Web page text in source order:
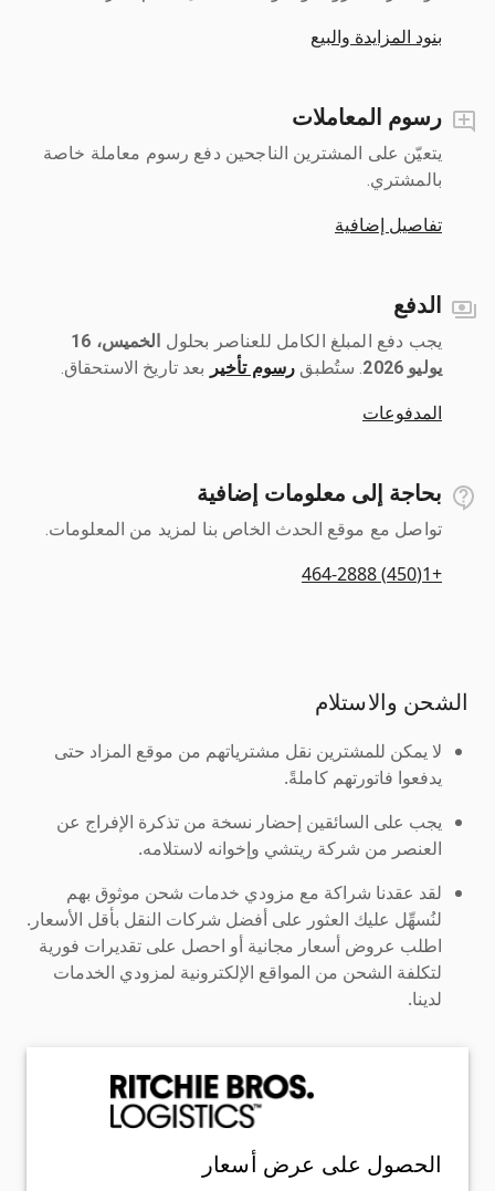
بنود المزايدة والبيع
رسوم المعاملات
يتعيّن على المشترين الناجحين دفع رسوم معاملة خاصة
بالمشتري.
تفاصيل إضافية
الدفع
يجب دفع المبلغ الكامل للعناصر بحلول ‎
الخميس، 16
يوليو 2026
رسوم تأخير بعد تاريخ الاستحقاق.
المدفوعات
بحاجة إلى معلومات إضافية
تواصل مع موقع الحدث الخاص بنا لمزيد من المعلومات.
+1(450) 464-2888
الشحن والاستلام
لا يمكن للمشترين نقل مشترياتهم من موقع المزاد حتى
يدفعوا فاتورتهم كاملةً.
يجب على السائقين إحضار نسخة من تذكرة الإفراج عن
العنصر من شركة ريتشي وإخوانه لاستلامه.
لقد عقدنا شراكة مع مزودي خدمات شحن موثوق بهم
لنُسهِّل عليك العثور على أفضل شركات النقل بأقل الأسعار.
اطلب عروض أسعار مجانية أو احصل على تقديرات فورية
لتكلفة الشحن من المواقع الإلكترونية لمزودي الخدمات
لدينا.
الحصول على عرض أسعار